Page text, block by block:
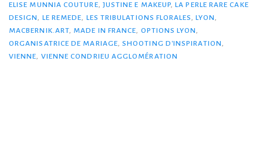
ELISE MUNNIA COUTURE, JUSTINE E MAKEUP,LA PERLE RARE CAKE
DESIGN, LE REMEDE, LES TRIBULATIONS FLORALES, LYON,
MACBERNIK.ART, MADE IN FRANCE, OPTIONS LYON,
ORGANISATRICE DE MARIAGE,SHOOTING D'INSPIRATION,
VIENNE, VIENNE CONDRIEU AGGLOMÉRATION